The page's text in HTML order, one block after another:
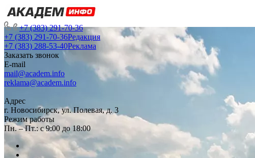
+7 (383) 291-70-36
+7 (383) 291-70-36Редакция
+7 (383) 288-53-40Реклама
Заказать звонок
E-mail
mail@academ.info
reklama@academ.info
Адрес
г. Новосибирск, ул. Полевая, д. 3
Режим работы
Пн. – Пт.: с 9:00 до 18:00